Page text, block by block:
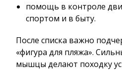
помощь в контроле
спортом и в быту.
После списка важно
«фигура для пляжа».
мышцы делают походку